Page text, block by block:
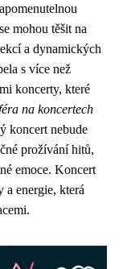
mohou těšit na
a dynamických
s více než
koncerty, které
na koncertech
koncert nebude
prožívání hitů,
emoce. Koncert
a energie, která